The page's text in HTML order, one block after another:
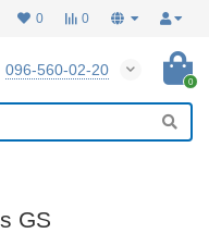
0
0
096-560-02-20
0
GS